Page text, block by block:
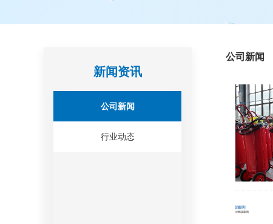
公司新闻
公司新闻
行业动态
新闻资讯